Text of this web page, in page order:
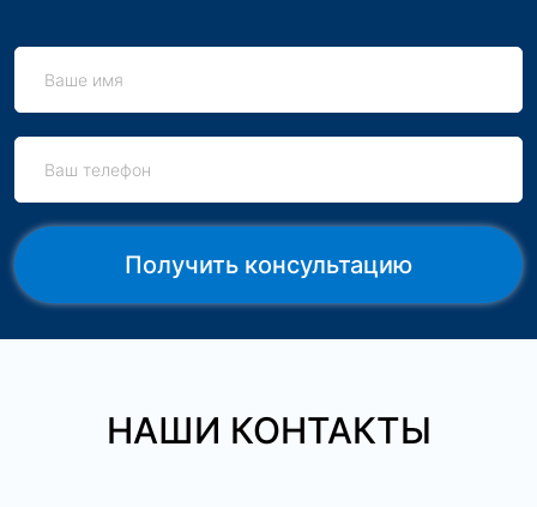
Получить консультацию
НАШИ КОНТАКТЫ